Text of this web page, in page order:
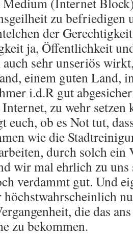
zu befriedigen
der
ja, Öffentlichkeit
auch sehr unseriös
einem guten Land,
i.d.R gut
zu wehr setzen
euch, ob es Not tut,
wie die
durch solch ein
wir mal ehrlich zu
verdammt gut. Und
höchstwahrscheinlich
die das
zu bekommen.